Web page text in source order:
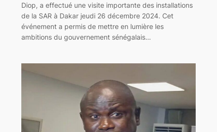
Diop, a effectué une visite importante des installations
de la SAR à Dakar jeudi 26 décembre 2024. Cet
événement a permis de mettre en lumière les
ambitions du gouvernement sénégalais…